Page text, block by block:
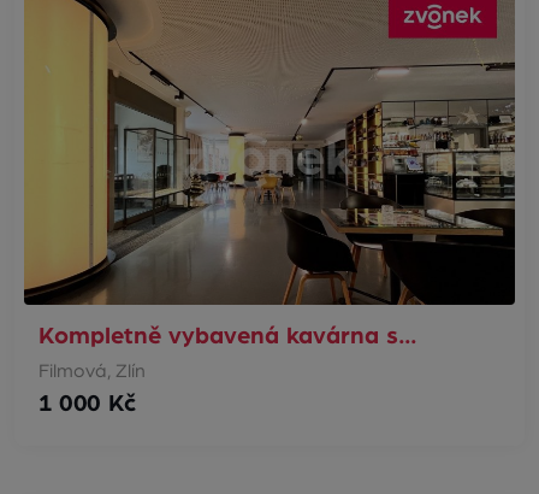
Kompletně vybavená kavárna s…
Filmová, Zlín
1 000 Kč